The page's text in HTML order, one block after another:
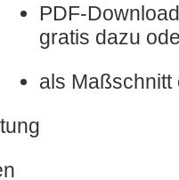
PDF-
gratis dazu
als Maßschnitt